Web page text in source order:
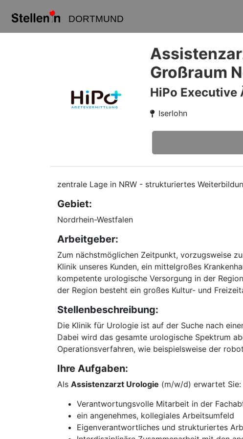
DORTMUND
Großraum
HiPo
Iserlohn
zentrale Lage in NRW - strukturiertes
Gebiet:
Nordrhein-Westfalen
Arbeitgeber:
Zum nächstmöglichen Zeitpunkt, vorzugsweise
Klinik unseres Kunden, ein mittelgroßes
kompetente urologische Versorgung in der
der Region besteht ein großes Kultur- und
Stellenbeschreibung:
Die Klinik für Urologie ist auf der Suche nach
Dabei wird das gesamte urologische Spektrum
Operationsverfahren, wie beispielsweise der
Ihre Aufgaben:
Als Assistenzarzt Urologie (m/w/d) erwartet Sie:
Verantwortungsvolle Mitarbeit in der
ein angenehmes, kollegiales Arbeitsumfeld
Eigenverantwortliches und strukturiertes